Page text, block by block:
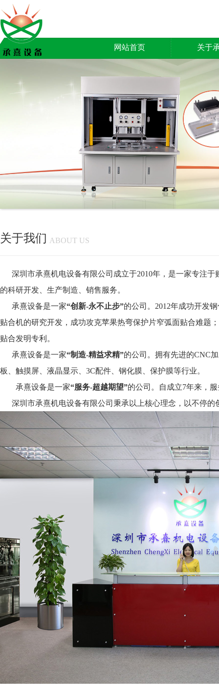
网站首页 关于
关于我们 ABOUT US
深圳市承熹机电设备有限公司成立于2010年，是一家专注
的科研开发、生产制造、销售服务。
承熹设备是一家“创新-永不止步”的公司。 2012年成功开发
贴合机的研究开发，成功攻克苹果热弯保护片窄弧面贴合难题
贴合发明专利。
承熹设备是一家“制造-精益求精”的公司。 拥有先进的CNC
板、触摸屏、液晶显示、3C配件、钢化膜、保护膜等行业。
承熹设备是一家“服务-超越期望”的公司。自成立7年来，
深圳市承熹机电设备有限公司秉承以上核心理念，以不停的